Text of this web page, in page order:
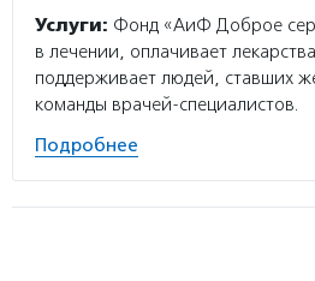
Услуги: Фонд «АиФ Доброе
в лечении, оплачивает
поддерживает людей, ставших
команды врачей-специалистов.
Подробнее